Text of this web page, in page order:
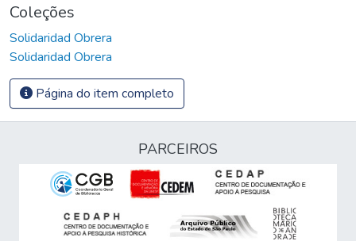
Coleções
Solidaridad Obrera
Solidaridad Obrera
Página do item completo
PARCEIROS